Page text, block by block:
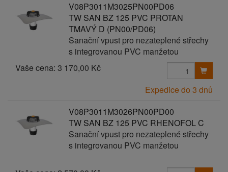
V08P3011M3025PN00PD06
TW SAN BZ 125 PVC PROTAN
TMAVÝ D (PN00/PD06)
Sanační vpust pro nezateplené střechy
s integrovanou PVC manžetou
Vaše cena: 3 170,00 Kč
Expedice do 3 dnů
V08P3011M3026PN00PD00
TW SAN BZ 125 PVC RHENOFOL C
Sanační vpust pro nezateplené střechy
s integrovanou PVC manžetou